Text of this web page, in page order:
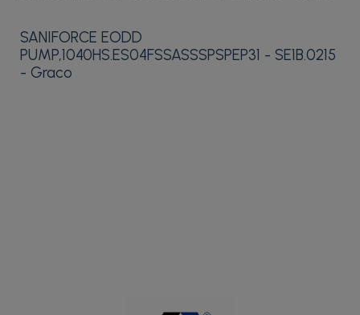
SANIFORCE EODD
PUMP,1040HS.ES04FSSASSSPSPEP31 - SE1B.0215
- Graco